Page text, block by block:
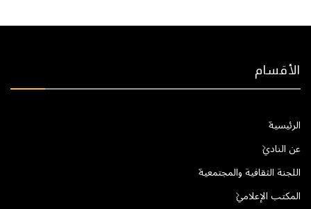
الأقسام
الرئيسية
عن النادي
اللجنة الثقافية والمجتمعية
المكتب الإعلامي